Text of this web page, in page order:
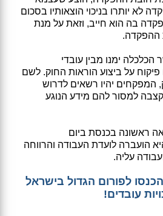
לא יותרו בניכוי הוצאותיו בסכום
בה הוא חייב, וזאת על מנת
ההפקדה.
הכלכלה ימנו מבין עובדי
על ביצוע הוראות החוק. לשם
המפקחים יהיו רשאים לדרוש
למסור להם מידע הנוגע
ראשונה בכנסת ביום
מכן היא הועברה לועדת העבודה והרווחה
עליה.
לפורום הגדול בישראל
עובדים!